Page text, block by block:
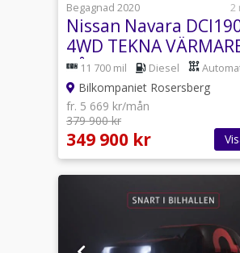
Begagnad 2020
2
Nissan Navara
4WD TEKNA
KÅPA EU6
11 700 mil Diesel
Bilkompaniet Rosersberg
fr. 5 669 kr/mån
379 900 kr
349 900 kr